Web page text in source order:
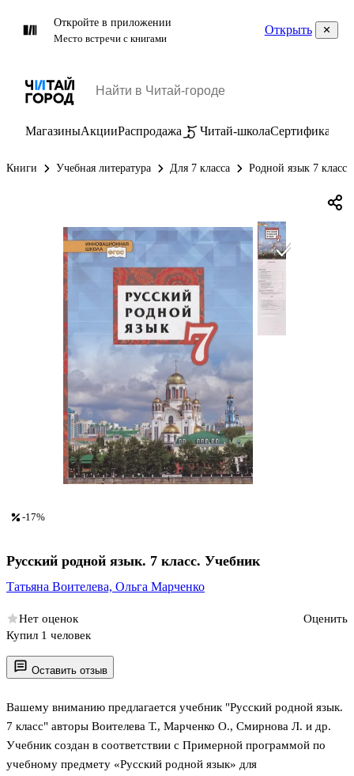
Откройте в приложении
Место встречи с книгами
Открыть
МагазиныАкцииРаспродажа Читай-школаСертификаты
Книги Учебная литература Для 7 класса Родной язык 7 класс
Оставить отзыв
Вашему вниманию предлагается учебник "Русский родной язык.
7 класс" авторы Воителева Т., Марченко О., Смирнова Л. и др.
Учебник создан в соответствии с Примерной программой по
учебному предмету «Русский родной язык» для
-17%
Русский родной язык. 7 класс. Учебник
Татьяна Воителева, Ольга Марченко
Нет оценок
Оценить
Купил 1 человек